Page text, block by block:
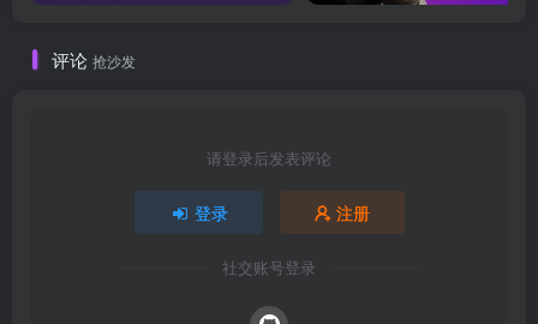
评论 抢沙发
请登录后发表评论
登录 注册
社交账号登录